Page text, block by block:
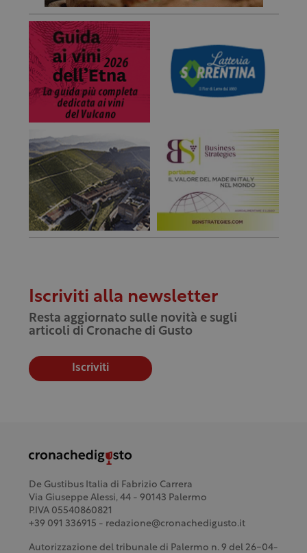
Iscriviti alla newsletter
Resta aggiornato sulle novità e sugli
articoli di Cronache di Gusto
Iscriviti
De Gustibus Italia di Fabrizio Carrera
Via Giuseppe Alessi, 44 - 90143 Palermo
P.IVA 05540860821
+39 091 336915 - redazione@cronachedigusto.it
Autorizzazione del tribunale di Palermo n. 9 del 26-04-